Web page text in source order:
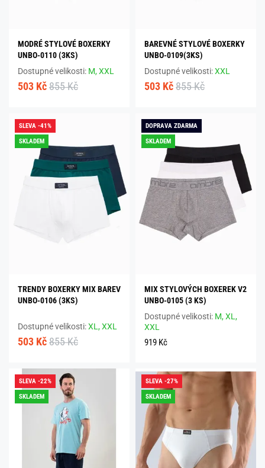
MODRÉ STYLOVÉ BOXERKY
UNBO-0110 (3KS)
Dostupné velikosti: M,XXL
503 Kč 855 Kč
BAREVNÉ STYLOVÉ BOXERKY
UNBO-0109(3KS)
Dostupné velikosti:XXL
503 Kč 855 Kč
SLEVA -41%
SKLADEM
TRENDY BOXERKY MIX BAREV
UNBO-0106 (3KS)
Dostupné velikosti:XL,XXL
503 Kč 855 Kč
DOPRAVA ZDARMA
SKLADEM
MIX STYLOVÝCH BOXEREK V2
UNBO-0105 (3 KS)
Dostupné velikosti: M,XL,
XXL
919 Kč
SLEVA -22%
SKLADEM
SLEVA -27%
SKLADEM